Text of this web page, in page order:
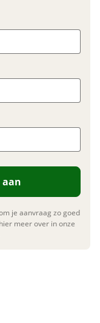
van
je aanvraag zo goed
meer over in onze